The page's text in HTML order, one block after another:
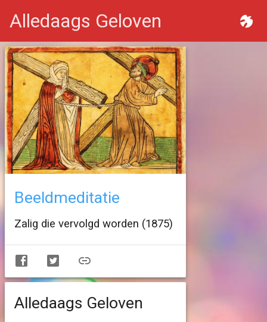
Alledaags Geloven
Beeldmeditatie
Zalig die vervolgd worden (1875)
Alledaags Geloven